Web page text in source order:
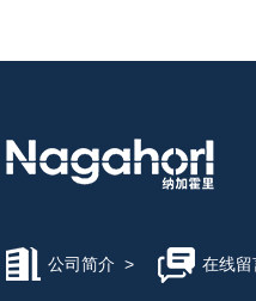
公司简介 > 在线留